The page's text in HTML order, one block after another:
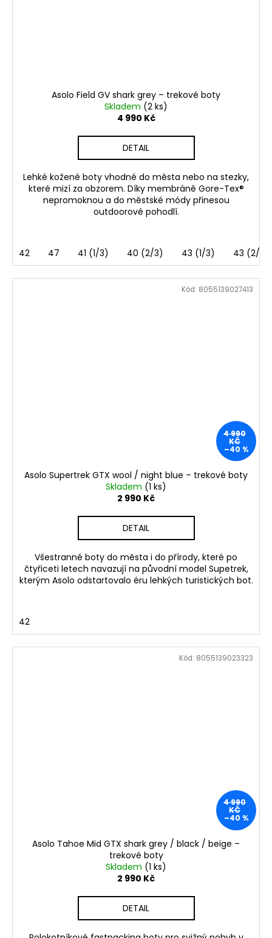
Asolo Field GV shark grey – trekové boty
Skladem (2 ks)
4 990 Kč
DETAIL
Lehké kožené boty vhodné do města nebo na stezky,
které mizí za obzorem. Díky membráně Gore-Tex®
nepromoknou a do městské módy přinesou
outdoorové pohodlí.
42 47 41 (1/3) 40 (2/3) 43 (1/3) 43 (2/3)
4 990
KČ
–40 %
Asolo Supertrek GTX wool / night blue – trekové boty
Skladem (1 ks)
2 990 Kč
DETAIL
Všestranné boty do města i do přírody, které po
čtyřiceti letech navazují na původní model Supetrek,
kterým Asolo odstartovalo éru lehkých turistických bot.
42
Kód: 8055139027413
4 990
KČ
–40 %
Asolo Tahoe Mid GTX shark grey / black / beige –
trekové boty
Skladem (1 ks)
2 990 Kč
DETAIL
Kód: 8055139023323